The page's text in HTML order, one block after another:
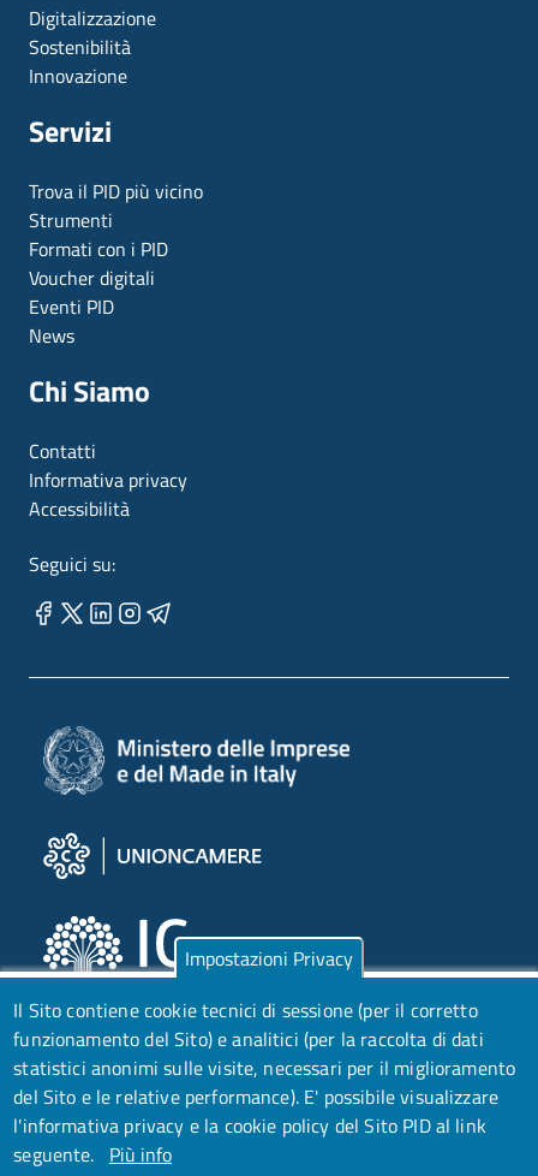
Digitalizzazione
Sostenibilità
Innovazione
Servizi
Trova il PID più vicino
Strumenti
Formati con i PID
Voucher digitali
Eventi PID
News
Chi Siamo
Contatti
Informativa privacy
Accessibilità
Seguici su:
Impostazioni Privacy
Il Sito contiene cookie tecnici di sessione (per il corretto
funzionamento del Sito) e analitici (per la raccolta di dati
statistici anonimi sulle visite, necessari per il miglioramento
del Sito e le relative performance). E' possibile visualizzare
l'informativa privacy e la cookie policy del Sito PID al link
seguente. Più info